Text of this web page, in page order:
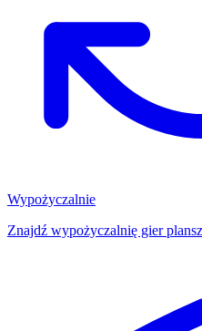
Wypożyczalnie
Znajdź wypożyczalnię gier